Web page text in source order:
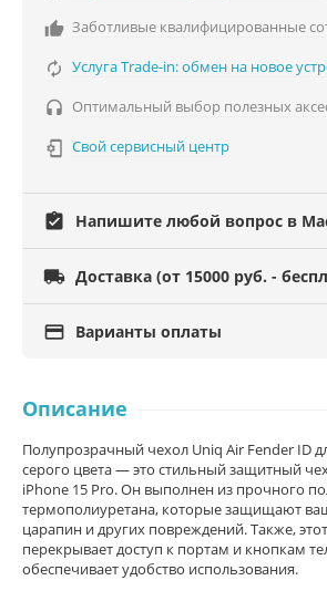
 Заботливые квалифицированные
 Услуга Trade-in: обмен на новое
 Оптимальный выбор полезных
 Свой сервисный центр
assignment_turned_in Напишите любой вопрос в
 Доставка (от 15000 руб. -
 Варианты оплаты
Описание
Полупрозрачный чехол Uniq Air Fender ID
серого цвета — это стильный защитный
iPhone 15 Pro. Он выполнен из прочного
термополиуретана, которые защищают
царапин и других повреждений. Также,
перекрывает доступ к портам и кнопкам
обеспечивает удобство использования.